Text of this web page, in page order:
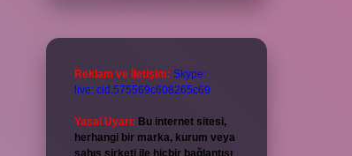
Reklam ve İletişim: Skype:
live:.cid.575569c608265c69
Yasal Uyarı: Bu internet sitesi,
herhangi bir marka, kurum veya
şahıs şirketi ile hiçbir bağlantısı